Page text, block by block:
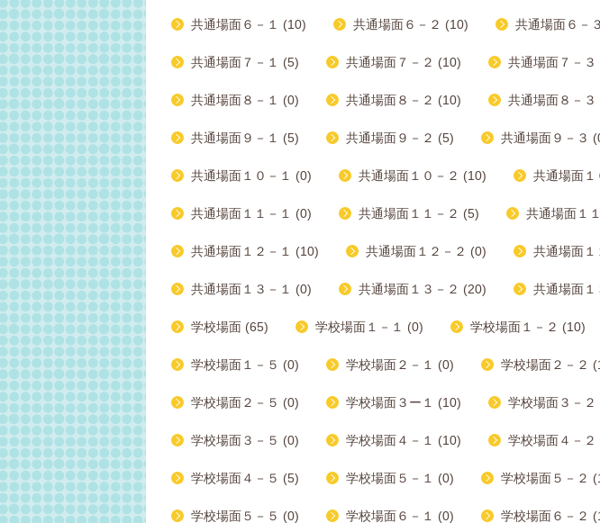
共通場面６－１ (10) 共通場面６－２ (10) 共通場面６－
共通場面７－１ (5) 共通場面７－２ (10) 共通場面７－３
共通場面８－１ (0) 共通場面８－２ (10) 共通場面８－３
共通場面９－１ (5) 共通場面９－２ (5) 共通場面９－３
共通場面１０－１ (0) 共通場面１０－２ (10) 共通場面
共通場面１１－１ (0) 共通場面１１－２ (5) 共通場面１
共通場面１２－１ (10) 共通場面１２－２ (0) 共通場面１
共通場面１３－１ (0) 共通場面１３－２ (20) 共通場面１
学校場面 (65) 学校場面１－１ (0) 学校場面１－２ (10)
学校場面１－５ (0) 学校場面２－１ (0) 学校場面２－２
学校場面２－５ (0) 学校場面３ー１ (10) 学校場面３－２
学校場面３－５ (0) 学校場面４－１ (10) 学校場面４－２
学校場面４－５ (5) 学校場面５－１ (0) 学校場面５－２
学校場面５－５ (0) 学校場面６－１ (0) 学校場面６－２